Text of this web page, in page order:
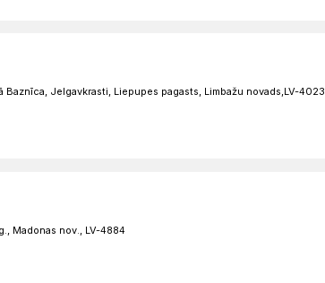
Baznīca, Jelgavkrasti, Liepupes pagasts, Limbažu novads,LV-4023
Madonas nov., LV-4884